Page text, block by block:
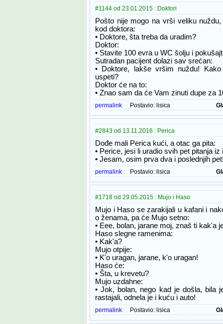
#1144 od 23.01.2015 : Doktori
Pošto nije mogo na vrši veliku
kod doktora:
• Doktore, šta treba da uradim?
Doktor:
• Stavite 100 evra u WC šolju i
Sutradan pacijent dolazi sav srećan:
• Doktore, lakše vršim nuždu!
uspeti?
Doktor će na to:
• Znao sam da će Vam zinuti dupe za
permalink Postavio: lisica
#2843 od 13.11.2016 : Perica
Dođe mali Perica kući, a otac ga pita:
• Perice, jesi li uradio svih pet pitanja iz
• Jesam, osim prva dva i poslednjih
permalink Postavio: lisica
#1718 od 29.05.2015 : Mujo i Haso
Mujo i Haso se zarakijali u kafani i
o ženama, pa će Mujo setno:
• Eee, bolan, jarane moj, znaš ti kak'a
Haso slegne ramenima:
• Kak'a?
Mujo otpije:
• K'o uragan, jarane, k'o uragan!
Haso će:
• Šta, u krevetu?
Mujo uzdahne:
• Jok, bolan, nego kad je došla, bila
rastajali, odnela je i kuću i auto!
permalink Postavio: lisica